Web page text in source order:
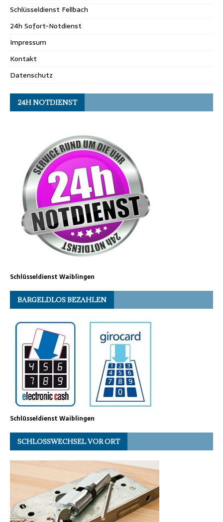
Schlüsseldienst Fellbach
24h Sofort-Notdienst
Impressum
Kontakt
Datenschutz
24H NOTDIENST
Schlüsseldienst Waiblingen
BARGELDLOS BEZAHLEN
Schlüsseldienst Waiblingen
SCHLOSSWECHSEL VOR ORT